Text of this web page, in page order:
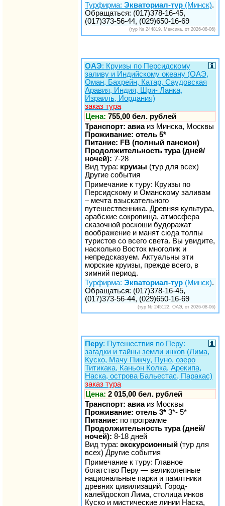
Турфирма: Экваториал-тур (Минск).
Обращаться: (017)378-16-45,
(017)373-56-44, (029)650-16-69
(тур № 244819, Мексика, от 2026-08-06)
ОАЭ: Круизы по Персидскому
заливу и Индийскому океану (ОАЭ,
Оман, Бахрейн, Катар, Саудовская
Аравия, Индия, Шри- Ланка,
Израиль, Иордания)
заказ тура
Цена: 755,00 бел. рублей
Транспорт: авиаиз Минска, Москвы
Проживание: отель 5*
Питание: FB (полный пансион)
Продолжительность тура (дней/
ночей): 7-28
Вид тура: круизы (тур для всех)
Другие события
Примечание к туру: Круизы по
Персидскому и Оманскому заливам
– мечта взыскательного
путешественника. Древняя культура,
арабские сокровища, атмосфера
сказочной роскоши будоражат
воображение и манят сюда толпы
туристов со всего света. Вы увидите,
насколько Восток многолик и
непредсказуем. Актуальны эти
морские круизы, прежде всего, в
зимний период.
Турфирма: Экваториал-тур (Минск).
Обращаться: (017)378-16-45,
(017)373-56-44, (029)650-16-69
(тур № 245122, ОАЭ, от 2026-08-06)
Перу: Путешествия по Перу:
загадки и тайны земли инков (Лима,
Куско, Мачу Пикчу, Пуно, озеро
Титикака, Каньон Колка, Арекипа,
Наска, острова Бальестас, Паракас)
заказ тура
Цена: 2 015,00 бел. рублей
Транспорт: авиаиз Москвы
Проживание: отель 3* 3*- 5*
Питание: по программе
Продолжительность тура (дней/
ночей): 8-18 дней
Вид тура: экскурсионный (тур для
всех) Другие события
Примечание к туру: Главное
богатство Перу — великолепные
национальные парки и памятники
древних цивилизаций. Город-
калейдоскоп Лима, столица инков
Куско и мистические линии Наска,